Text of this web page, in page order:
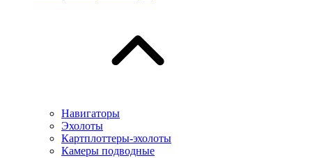
Навигаторы
Эхолоты
Картплоттеры-эхолоты
Камеры подводные